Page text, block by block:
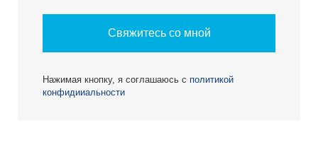
Свяжитесь со мной
Нажимая кнопку, я соглашаюсь с политикой
конфидииальности